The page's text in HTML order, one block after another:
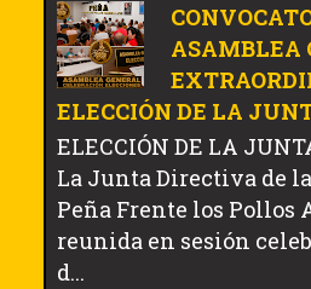
ASAMBLEA
ELECCIÓN DE LA
ELECCIÓN DE LA
La Junta Directiva de
Peña Frente los Pollos
reunida en sesión
d...